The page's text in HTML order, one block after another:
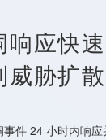
响应快速
威胁扩散
件 24 小时内响